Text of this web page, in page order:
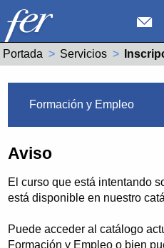
Portada Servicios Actual:
Formación y Empleo
Aviso
El curso que está intentando
está disponible en nuestro
Puede acceder al catálogo
Formación y Empleo o bien